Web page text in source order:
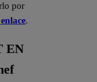
por
.
EN